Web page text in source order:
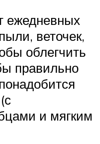
ежедневных
веточек,
облегчить
правильно
и мягким